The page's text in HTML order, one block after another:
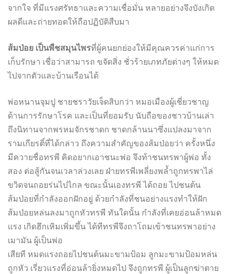
จากใจ ที่มีแรงศรัทธาและความเชื่อมั่น หลายอย่างจึงบังเกิด
ผลดีและถ่ายทอดให้ถือปฏิบัติสืบมา
ส้มป่อย เป็นพืชสมุนไพรที่ผู้คนยกย่องให้มีคุณควรค่าแก่การ
เก็บรักษา เชื่อว่าสามารถ ขจัดสิ่ง ชั่วร้ายเภทภัยต่างๆ ให้หมด
ไปจากตัวและบ้านเรือนได้
พ่อหนานจุมปู ชายชราวัยเจ็ดสิบกว่า หมอเมืองผู้เชี่ยวชาญ
ด้านการรักษาโรค และเป็นที่ยอมรับ นับถือของชาวบ้านเล่า
ถึงนิทานจากพรหมจักรชาดก ชาดกล้านนาซึ่งแปลงมาจาก
รามเกียรติ์ที่ได้กล่าว ถึงความสำคัญของส้มป่อยว่า ครั้งหนึ่ง
มีควายชื่อทรพี คิดอยากเอาชนะพ่อ จึงท้าชนทรพาผู้พ่อ ทั้ง
สอง ต่อสู้กันจนเวลาล่วงเลย ฝ่ายทรพีเพลี่ยงพล้ำถูกทรพาไล่
ขวิดจนถอยร่นไปไกล ขณะนั้นเองทรพี ได้ถอย ไปชนต้น
ส้มป่อยที่กำลังออกฝักอยู่ ด้วยกำลังที่ชนอย่างแรงทำให้ฝัก
ส้มป่อยหล่นลงมาถูกหัวทรพี ทันใดนั้น กำลังที่เคยอ่อนล้าหมด
แรง เกิดฮึกเหิมเพิ่มขึ้น ได้ทีทรพีจึงถาโถมเข้าชนทรพาอย่าง
เมามัน ผู้เป็นพ่อ
เสียที หมดแรงถอยไปชนต้นมะขามป้อม ลูกมะขามป้อมหล่น
ถูกหัว เรี่ยวแรงที่อ่อนล้ายิ่งหมดไป จึงถูกทรพี ผู้เป็นลูกฆ่าตาย